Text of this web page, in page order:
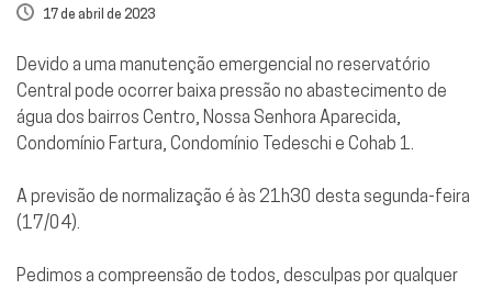
17 de abril de 2023
Devido a uma manutenção emergencial no reservatório
Central pode ocorrer baixa pressão no abastecimento de
água dos bairros Centro, Nossa Senhora Aparecida,
Condomínio Fartura, Condomínio Tedeschi e Cohab 1.
A previsão de normalização é às 21h30 desta segunda-feira
(17/04).
Pedimos a compreensão de todos, desculpas por qualquer